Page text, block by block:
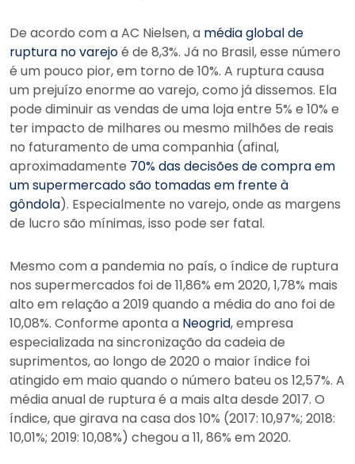
De acordo com a AC Nielsen, a média global de
ruptura no varejoé de 8,3%. Já no Brasil, esse número
é um pouco pior, em torno de 10%. A ruptura causa
um prejuízo enorme ao varejo, como já dissemos. Ela
pode diminuir as vendas de uma loja entre 5% e 10% e
ter impacto de milhares ou mesmo milhões de reais
no faturamento de uma companhia (afinal,
aproximadamente 70% das decisões de compra em
um supermercado são tomadas em frente à
gôndola). Especialmente no varejo, onde as margens
de lucro são mínimas, isso pode ser fatal.
Mesmo com a pandemia no país, o índice de ruptura
nos supermercados foi de 11,86% em 2020, 1,78% mais
alto em relação a 2019 quando a média do ano foi de
10,08%. Conforme aponta a Neogrid, empresa
especializada na sincronização da cadeia de
suprimentos, ao longo de 2020 o maior índice foi
atingido em maio quando o número bateu os 12,57%. A
média anual de ruptura é a mais alta desde 2017. O
índice, que girava na casa dos 10% (2017: 10,97%; 2018:
10,01%; 2019: 10,08%) chegou a 11, 86% em 2020.